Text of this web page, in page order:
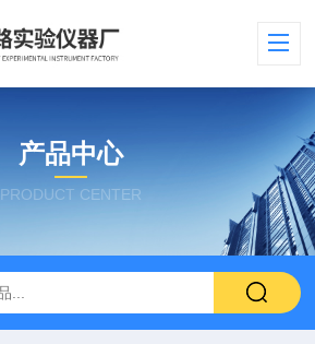
产品中心
PRODUCT CENTER